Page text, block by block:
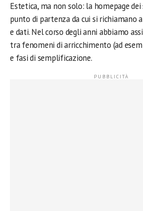
Estetica, ma non solo: la homepage
punto di partenza da cui si richiamano
e dati. Nel corso degli anni abbiamo
tra fenomeni di arricchimento (ad
e fasi di semplificazione.